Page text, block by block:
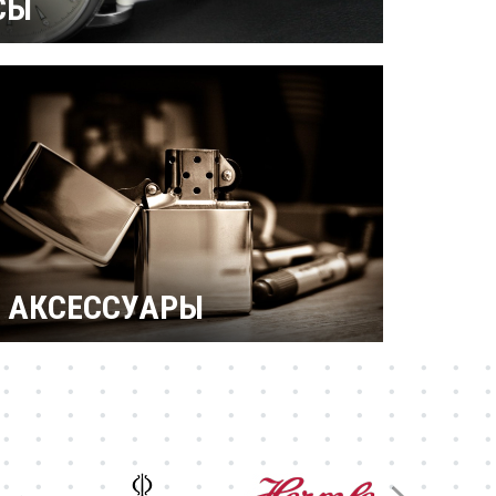
АКСЕССУАРЫ
Ножи Victorinox
Тестовая катеория